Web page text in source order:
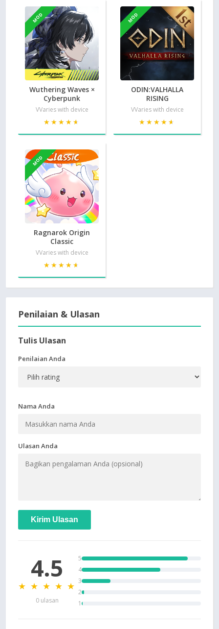
MOD
Wuthering Waves ×
Cyberpunk
VVaries with device
★★★★★
★★★★★
MOD
ODIN:VALHALLA
RISING
VVaries with device
★★★★★
★★★★★
MOD
Ragnarok Origin
Classic
VVaries with device
★★★★★
★★★★★
Penilaian & Ulasan
Tulis Ulasan
Penilaian Anda
Nama Anda
Ulasan Anda
Kirim Ulasan
4.5
★ ★ ★ ★ ★
0 ulasan
5
4
3
2
1